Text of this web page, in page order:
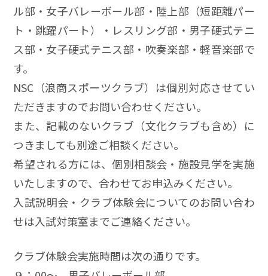
ル部・女子バレーボール部・陸上部（短距離パー
ト・跳躍パート）・レスリング部・男子硬式テニ
ス部・女子硬式テニス部・吹奏楽部・軽音楽部で
す。
NSC（浪商スポーツクラブ）は個別対応させてい
ただきますのでお問い合わせください。
また、記載のないクラブ（文化クラブも含め）に
つきましても別途ご相談ください。
希望される方には、個別相談会・施設見学を実施
いたしますので、合わせてお申込みください。
入試説明会・クラブ体験会についてのお問い合わ
せは入試対策室までご連絡ください。
クラブ体験会実施時間は次の通りです。